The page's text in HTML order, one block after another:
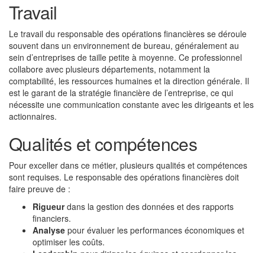
Travail
Le travail du responsable des opérations financières se déroule
souvent dans un environnement de bureau, généralement au
sein d’entreprises de taille petite à moyenne. Ce professionnel
collabore avec plusieurs départements, notamment la
comptabilité, les ressources humaines et la direction générale. Il
est le garant de la stratégie financière de l’entreprise, ce qui
nécessite une communication constante avec les dirigeants et les
actionnaires.
Qualités et compétences
Pour exceller dans ce métier, plusieurs qualités et compétences
sont requises. Le responsable des opérations financières doit
faire preuve de :
Rigueurdans la gestion des données et des rapports
financiers.
Analyse pour évaluer les performances économiques et
optimiser les coûts.